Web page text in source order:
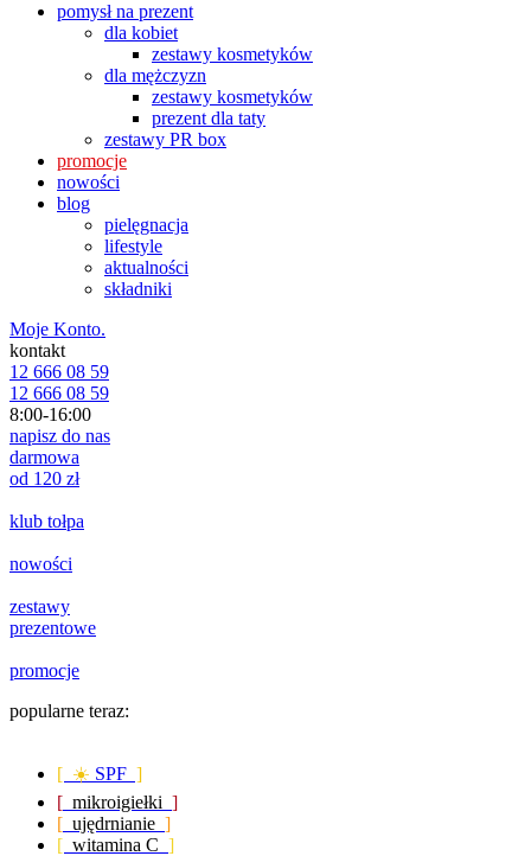
pomysł na prezent
dla kobiet
zestawy kosmetyków
dla mężczyzn
zestawy kosmetyków
prezent dla taty
zestawy PR box
promocje
nowości
blog
pielęgnacja
lifestyle
aktualności
składniki
Moje Konto.
kontakt
12 666 08 59
12 666 08 59
8:00-16:00
napisz do nas
darmowa
od 120 zł
klub tołpa
nowości
zestawy
prezentowe
promocje
popularne teraz:
[ ☀️ SPF ]
[ mikroigiełki ]
[ ujędrnianie ]
[ witamina C ]